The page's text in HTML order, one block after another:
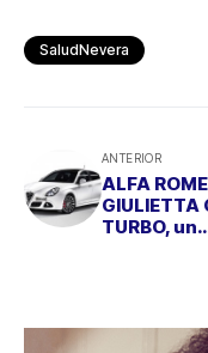
SaludNevera
ANTERIOR
ALFA
GIULIETTA
TURBO, un